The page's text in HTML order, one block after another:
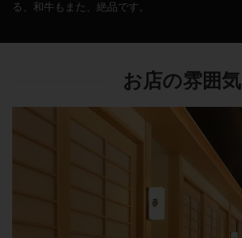
る、和牛もまた、絶品です。
お店の雰囲気